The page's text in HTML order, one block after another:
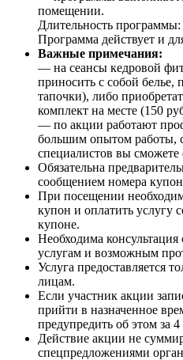
помещении.
Длительность программы:
Программа действует и
Важные примечания:
— на сеансы кедровой
приносить с собой белье,
тапочки), либо
комплект на месте (150
— по акции работают
большим опытом работы,
специалистов вы сможете
Обязательна
сообщением номера
При посещении
купон и оплатить услугу
купоне.
Необходима
услугам и возможным
Услуга предоставляется
лицам.
Если участник акции
прийти в назначенное
предупредить об этом за
Действие акции не
спецпредложениями